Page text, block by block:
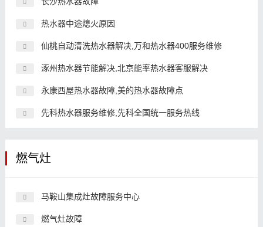
热水器中途熄火原因
仙桃自动清洗热水器解决,万和热水器400服务维修
涿州热水器节能解决,北京能率热水器客服解决
永康西屋热水器故障,美的热水器故障点
先科热水器服务维修,先科全国统一服务热线
燃气灶
马鞍山集成灶故障服务中心
燃气灶故障